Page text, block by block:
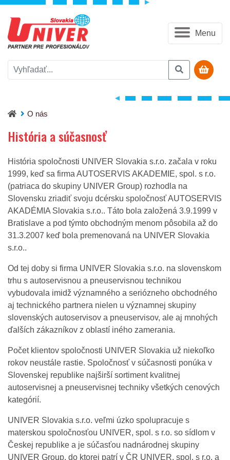
Menu
O nás
História a súčasnosť
História spoločnosti UNIVER Slovakia s.r.o. začala v roku
1999, keď sa firma AUTOSERVIS AKADEMIE, spol. s r.o.
(patriaca do skupiny UNIVER Group) rozhodla na
Slovensku zriadiť svoju dcérsku spoločnosť AUTOSERVIS
AKADÉMIA Slovakia s.r.o.. Táto bola založená 3.9.1999 v
Bratislave a pod týmto obchodným menom pôsobila až do
31.3.2007 keď bola premenovaná na UNIVER Slovakia
s.r.o..
Od tej doby si firma UNIVER Slovakia s.r.o. na slovenskom
trhu s autoservisnou a pneuservisnou technikou
vybudovala imidž významného a seriózneho obchodného
aj technického partnera nielen u významnej skupiny
slovenských autoservisov a pneuservisov, ale aj mnohých
ďalších zákazníkov z oblastí iného zamerania.
Počet klientov spoločnosti UNIVER Slovakia už niekoľko
rokov neustále rastie. Spoločnosť v súčasnosti ponúka v
Slovenskej republike najširší sortiment kvalitnej
autoservisnej a pneuservisnej techniky všetkých cenových
kategórií.
UNIVER Slovakia s.r.o. veľmi úzko spolupracuje s
materskou spoločnosťou UNIVER, spol. s r.o. so sídlom v
Českej republike a je súčasťou nadnárodnej skupiny
UNIVER Group, do ktorej patrí v ČR UNIVER, spol. s r.o. a